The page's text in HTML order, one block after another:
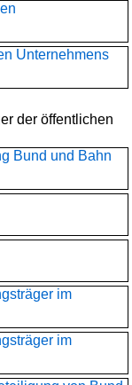
Unternehmens
der öffentlichen
Bund und Bahn
im
im